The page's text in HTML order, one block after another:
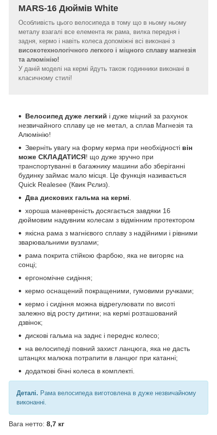
MARS-16 Дюймів White
Особливість цього велосипеда в тому що в ньому ньому
металу взагалі все елемента як рама, вилка передня і
задня, кермо і навіть колеса допоміжні всі виконані з
високотехнологічного легкого і міцного сплаву магнезія
та алюмінію!
У даній моделі на кермі йдуть також годинники виконані в
класичному стилі!
Велосипед дуже легкий і дуже міцний за рахунок
незвичайного сплаву це не метал, а сплав Магнезія та
Алюмінію!
Зверніть увагу на форму керма при необхідності він
може СКЛАДАТИСЯ! що дуже зручно при
транспортуванні в багажнику машини або зберіганні
будинку займає мало місця. Це функція називається
Quick Realesee (Квик Рєлиз).
Два дискових гальма на кермі
хороша маневреність досягається завдяки 16
дюймовим надувним колесам з відмінним протектором
якісна рама з магнієвого сплаву з надійними і рівними
зварювальними вузлами;
рама покрита стійкою фарбою, яка не вигоряє на
сонці;
ергономічне сидіння;
кермо оснащений покращеними, гумовими ручками;
кермо і сидіння можна відрегулювати по висоті
залежно від росту дитини; на кермі розташований
дзвінок;
дискові гальма на заднє і переднє колесо;
на велосипеді повний захист ланцюга, яка не дасть
штанцях малюка потрапити в ланцюг при катанні;
додаткові бічні колеса в комплекті.
Деталі. Рама велосипеда виготовлена в дуже незвичайному
виконанні.
Вага нетто: 8,7 кг